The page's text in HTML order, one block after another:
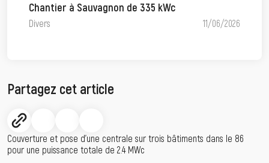
Chantier à Sauvagnon de 335 kWc
Divers 11/06/2026
Partagez cet article
Couverture et pose d’une centrale sur trois bâtiments dans le 86
pour une puissance totale de 2.4 MWc